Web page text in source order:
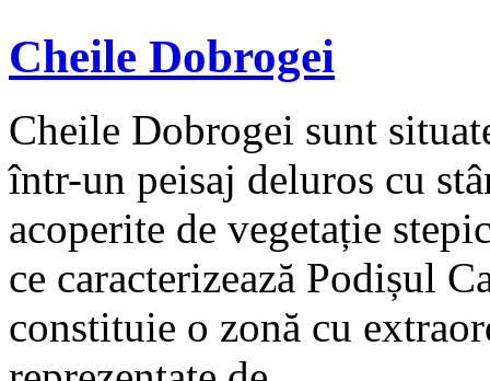
Cheile Dobrogei
Cheile Dobrogei sunt
într-un peisaj deluros cu
acoperite de vegetație
ce caracterizează Podișul
constituie o zonă cu